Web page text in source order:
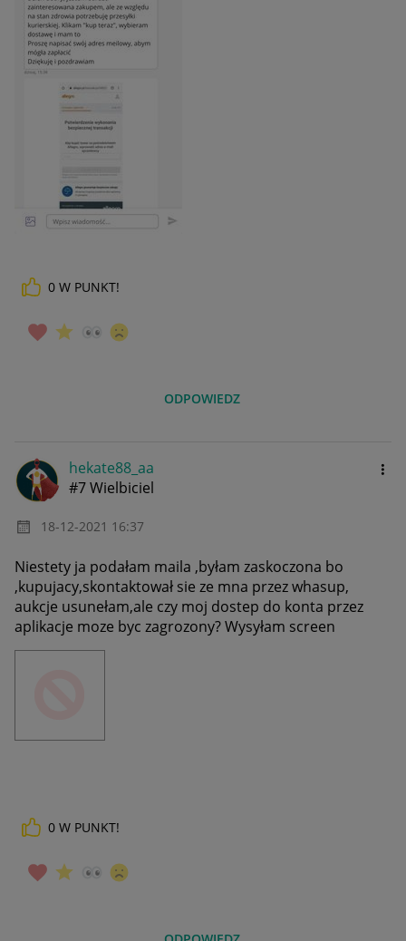
0 W PUNKT!
ODPOWIEDZ
hekate88_aa
#7 Wielbiciel
‎18-12-2021 16:37
Niestety ja podałam maila ,byłam zaskoczona bo
,kupujacy,skontaktował sie ze mna przez whasup,
aukcje usunełam,ale czy moj dostep do konta przez
aplikacje moze byc zagrozony? Wysyłam screen
0 W PUNKT!